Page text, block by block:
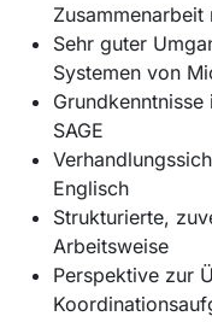
Sehr guter
Systemen von
Grundkenntnisse
SAGE
Englisch
Strukturierte,
Arbeitsweise
Perspektive zur